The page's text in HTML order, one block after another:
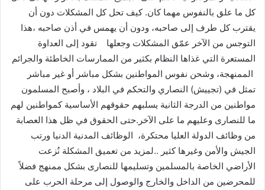
كل ما علق بالنفوس مهما كان. كيف تحل كل المشكلات دون أن
يقترب كل طرف إلى صاحبه، ودون أن يهمس في أذن صاحبه ،هذا
التوجس من الآخر عمّق المشكلات وجعلها تقود إلى العداوة
المستعرة التي غذاها النظام بكثير من الممارسات الخاطئة والجرائم
الممنهجة، وشحن نفوس المواطنين بشكل مباشر أو غير مباشر
تمثل في (تجييش) النصاري والتحكم في البلاد ، وأصبح المسلمون
مواطنين من الدرجة الثانية يسلبهم حقوقهم الأساسية كمواطنين لهم
ما للنصارى وعليهم ما على الآخر.حتى الحقوق في ظل هذا العصابة
من وظائف الدولة العليا محتكرة، الوظائف المدنية الدنيا ورتب
الجيش والأمن وغيرها كثير ..لمزيد من تعميق المشكلة نُزعت
الأراضي الخاصة بالمسلمين وتسليمها للنصارى بشكل ممنهج فضلاً
للمحرضين من الداخل والخارج والوصول إلى مرحلة الحرب على